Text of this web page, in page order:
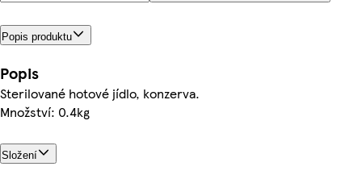
Popis produktu
Popis
Sterilované hotové jídlo, konzerva.
Množství: 0.4kg
Složení